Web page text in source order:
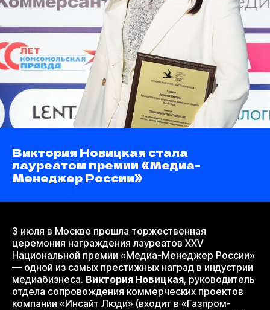
Виктория Новицкая стала
лауреатом премии «Медиа-
Менеджер России»
3 июля в Москве прошла торжественная
церемония награждения лауреатов XXV
Национальной премии «Медиа-Менеджер России»
— одной из самых престижных наград в индустрии
медиабизнеса. Виктория Новицкая, руководитель
отдела сопровождения коммерческих проектов
компании «Инсайт Люди» (входит в «Газпром-